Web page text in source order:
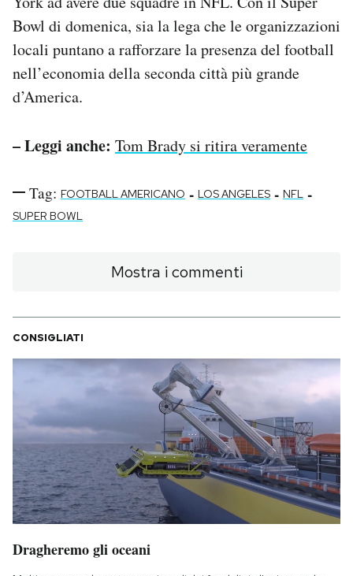
Bowl di domenica, sia la lega che le organizzazioni
locali puntano a rafforzare la presenza del football
nell’economia della seconda città più grande
d’America.
– Leggi anche: Tom Brady si ritira veramente
Tag: FOOTBALL AMERICANO - LOS ANGELES - NFL -
SUPER BOWL
Mostra i commenti
CONSIGLIATI
Dragheremo gli oceani